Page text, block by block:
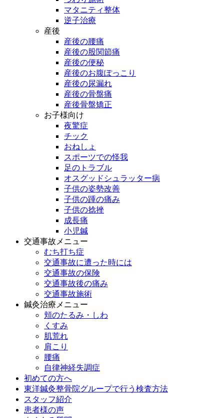
マタニティ整体
逆子治療
産後
産後の腰痛
産後の股関節痛
産後の便秘
産後のお腹ぽっこり
産後の尿漏れ
産後の骨盤痛
産後骨盤矯正
お子様向け
夜驚症
チック
おねしょ
スポーツでの怪我
足のトラブル
オスグッドシュラッター病
子供の姿勢改善
子供の踵の痛み
子供の捻挫
成長痛
小児鍼
交通事故メニュー
むち打ち症
交通事故に遭った時には
交通事故の保険
交通事故後の痛み
交通事故施術
鍼灸治療メニュー
頬のたるみ・しわ
くすみ
肌荒れ
肩こり
腰痛
自律神経失調症
初めての方へ
東洋鍼灸整骨院グループで行う検査方法
スタッフ紹介
患者様の声